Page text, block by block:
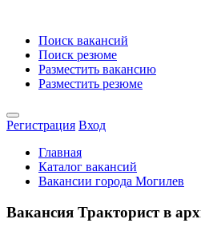
Поиск вакансий
Поиск резюме
Разместить вакансию
Разместить резюме
Регистрация Вход
Главная
Каталог вакансий
Вакансии города Могилев
Вакансия Тракторист в